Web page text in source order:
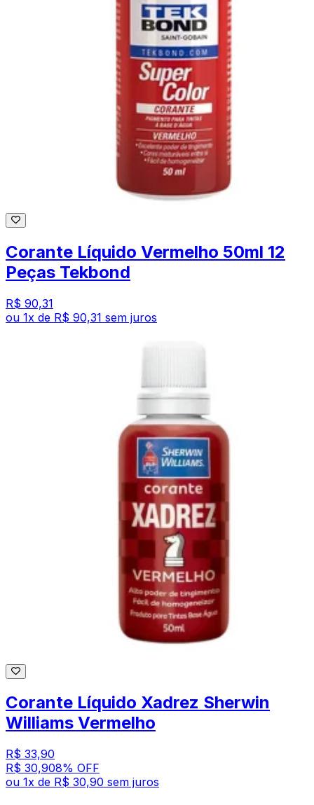
Corante Líquido Vermelho 50ml 12
Peças Tekbond
R$ 90,31
ou 1x de R$ 90,31 sem juros
Corante Líquido Xadrez Sherwin
Williams Vermelho
R$ 33,90
R$ 30,908% OFF
ou 1x de R$ 30,90 sem juros